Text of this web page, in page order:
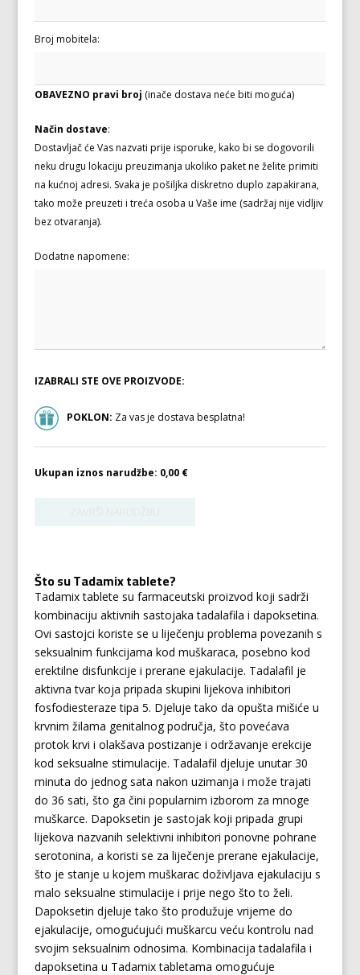
Broj mobitela:
OBAVEZNO pravi broj (inače dostava neće biti moguća)
Način dostave:
Dostavljač će Vas nazvati prije isporuke, kako bi se dogovorili
neku drugu lokaciju preuzimanja ukoliko paket ne želite primiti
na kućnoj adresi. Svaka je pošiljka diskretno duplo zapakirana,
tako može preuzeti i treća osoba u Vaše ime (sadržaj nije vidljiv
bez otvaranja).
Dodatne napomene:
IZABRALI STE OVE PROIZVODE:
POKLON: Za vas je dostava besplatna!
Ukupan iznos narudžbe: 0,00 €
Što su Tadamix tablete?
Tadamix tablete su farmaceutski proizvod koji sadrži
kombinaciju aktivnih sastojaka tadalafila i dapoksetina.
Ovi sastojci koriste se u liječenju problema povezanih s
seksualnim funkcijama kod muškaraca, posebno kod
erektilne disfunkcije i prerane ejakulacije. Tadalafil je
aktivna tvar koja pripada skupini lijekova inhibitori
fosfodiesteraze tipa 5. Djeluje tako da opušta mišiće u
krvnim žilama genitalnog područja, što povećava
protok krvi i olakšava postizanje i održavanje erekcije
kod seksualne stimulacije. Tadalafil djeluje unutar 30
minuta do jednog sata nakon uzimanja i može trajati
do 36 sati, što ga čini popularnim izborom za mnoge
muškarce. Dapoksetin je sastojak koji pripada grupi
lijekova nazvanih selektivni inhibitori ponovne pohrane
serotonina, a koristi se za liječenje prerane ejakulacije,
što je stanje u kojem muškarac doživljava ejakulaciju s
malo seksualne stimulacije i prije nego što to želi.
Dapoksetin djeluje tako što produžuje vrijeme do
ejakulacije, omogućujući muškarcu veću kontrolu nad
svojim seksualnim odnosima. Kombinacija tadalafila i
dapoksetina u Tadamix tabletama omogućuje